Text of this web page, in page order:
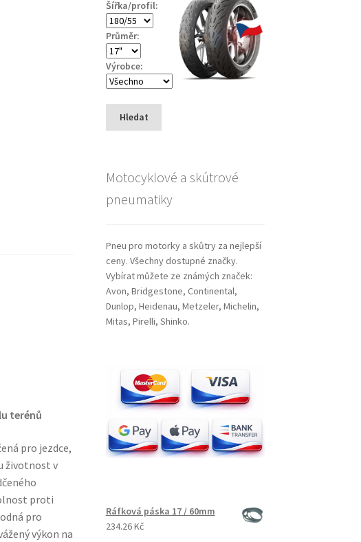
terénů
pro jezdce,
životnost v
proti
pro
výkon na
Šířka/profil:
Průměr:
Výrobce:
Hledat
Motocyklové a skútrové
pneumatiky
Pneu pro motorky a skůtry za nejlepší
ceny. Všechny dostupné značky.
Vybírat můžete ze známých značek:
Avon, Bridgestone, Continental,
Dunlop, Heidenau, Metzeler, Michelin,
Mitas, Pirelli, Shinko.
Ráfková páska 17 / 60mm
234.26 Kč